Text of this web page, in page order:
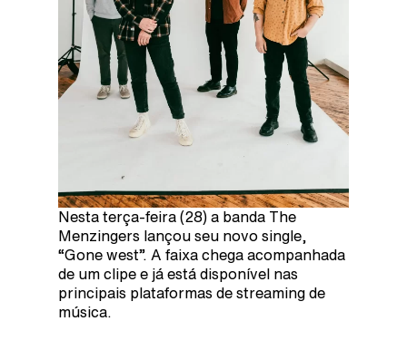
Nesta terça-feira (28) a banda The
Menzingers lançou seu novo single,
“Gone west”. A faixa chega acompanhada
de um clipe e já está disponível nas
principais plataformas de streaming de
música.